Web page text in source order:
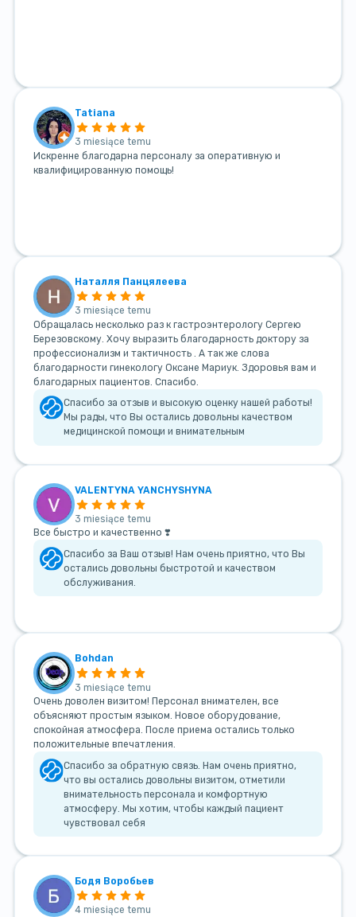
Tatiana
3 miesiące temu
Искренне благодарна персоналу за оперативную и
квалифицированную помощь!
Наталля Панцялеева
3 miesiące temu
Обращалась несколько раз к гастроэнтерологу Сергею
Березовскому. Хочу выразить благодарность доктору за
профессионализм и тактичность . А так же слова
благодарности гинекологу Оксане Мариук. Здоровья вам и
благодарных пациентов. Спасибо.
Спасибо за отзыв и высокую оценку нашей работы!
Мы рады, что Вы остались довольны качеством
медицинской помощи и внимательным
VALENTYNA YANCHYSHYNA
3 miesiące temu
Все быстро и качественно ❣️
Спасибо за Ваш отзыв! Нам очень приятно, что Вы
остались довольны быстротой и качеством
обслуживания.
Bohdan
3 miesiące temu
Очень доволен визитом! Персонал внимателен, все
объясняют простым языком. Новое оборудование,
спокойная атмосфера. После приема остались только
положительные впечатления.
Спасибо за обратную связь. Нам очень приятно,
что вы остались довольны визитом, отметили
внимательность персонала и комфортную
атмосферу. Мы хотим, чтобы каждый пациент
чувствовал себя
Бодя Воробьев
4 miesiące temu